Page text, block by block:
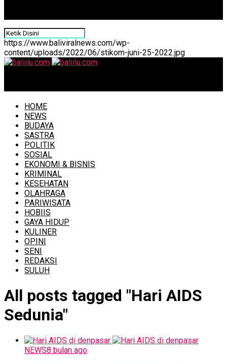
https://www.baliviralnews.com/wp-
content/uploads/2022/06/stikom-juni-25-2022.jpg
HOME
NEWS
BUDAYA
SASTRA
POLITIK
SOSIAL
EKONOMI & BISNIS
KRIMINAL
KESEHATAN
OLAHRAGA
PARIWISATA
HOBIIS
GAYA HIDUP
KULINER
OPINI
SENI
REDAKSI
SULUH
All posts tagged "Hari AIDS
Sedunia"
NEWS8 bulan ago